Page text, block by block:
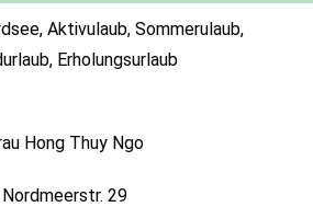
Aktivulaub, Sommerulaub,
Erholungsurlaub
Hong Thuy Ngo
Nordmeerstr. 29